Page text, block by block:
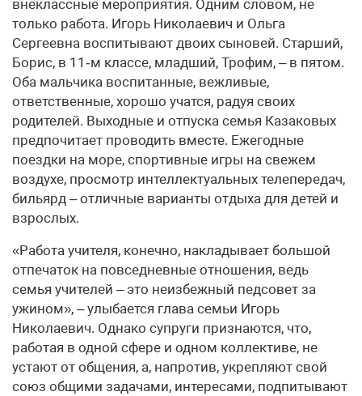
внеклассные мероприятия. Одним словом, не
только работа. Игорь Николаевич и Ольга
Сергеевна воспитывают двоих сыновей. Старший,
Борис, в 11‑м классе, младший, Трофим, – в пятом.
Оба мальчика воспитанные, вежливые,
ответственные, хорошо учатся, радуя своих
родителей. Выходные и отпуска семья Казаковых
предпочитает проводить вместе. Ежегодные
поездки на море, спортивные игры на свежем
воздухе, просмотр интеллектуальных телепередач,
бильярд – отличные варианты отдыха для детей и
взрослых.
«Работа учителя, конечно, накладывает большой
отпечаток на повседневные отношения, ведь
семья учителей – это неизбежный педсовет за
ужином», – улыбается глава семьи Игорь
Николаевич. Однако супруги признаются, что,
работая в одной сфере и одном коллективе, не
устают от общения, а, напротив, укрепляют свой
союз общими задачами, интересами, подпитывают